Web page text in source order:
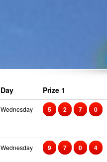
Day Prize 1
Wednesday 5 2 7 0
Wednesday 9 7 0 4